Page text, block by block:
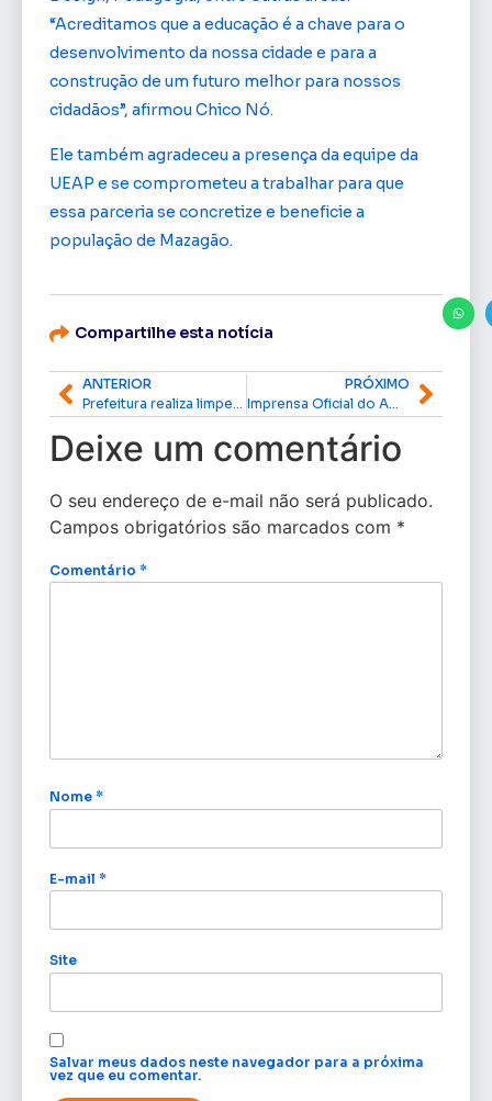
“Acreditamos que a educação é a chave para o
desenvolvimento da nossa cidade e para a
construção de um futuro melhor para nossos
cidadãos”, afirmou Chico Nó.
Ele também agradeceu a presença da equipe da
UEAP e se comprometeu a trabalhar para que
essa parceria se concretize e beneficie a
população de Mazagão.
Compartilhe esta notícia
ANTERIOR
Prefeitura realiza limpeza da lagoa da Praça Floriano Peixoto para evitar alagamentos
PRÓXIMO
Imprensa Oficial do Amapá celebra 80 anos e consolida modernização dos registros da história do estado
Deixe um comentário
O seu endereço de e-mail não será publicado.
Campos obrigatórios são marcados com *
Comentário *
Nome *
E-mail *
Site
Salvar meus dados neste navegador para a próxima
vez que eu comentar.